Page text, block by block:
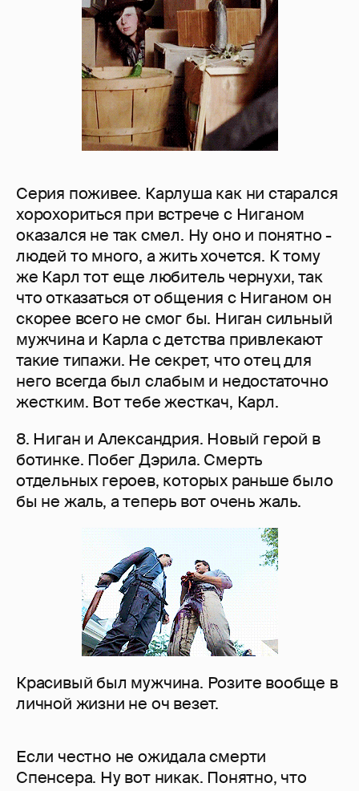
Серия поживее. Карлуша как ни старался
хорохориться при встрече с Ниганом
оказался не так смел. Ну оно и понятно -
людей то много, а жить хочется. К тому
же Карл тот еще любитель чернухи, так
что отказаться от общения с Ниганом он
скорее всего не смог бы. Ниган сильный
мужчина и Карла с детства привлекают
такие типажи. Не секрет, что отец для
него всегда был слабым и недостаточно
жестким. Вот тебе жесткач, Карл.
8. Ниган и Александрия. Новый герой в
ботинке. Побег Дэрила. Смерть
отдельных героев, которых раньше было
бы не жаль, а теперь вот очень жаль.
Красивый был мужчина. Розите вообще в
личной жизни не оч везет.
Если честно не ожидала смерти
Спенсера. Ну вот никак. Понятно, что